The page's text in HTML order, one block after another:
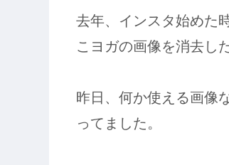
去年、インスタ始めた
こヨガの画像を消去し
昨日、何か使える画像
ってました。